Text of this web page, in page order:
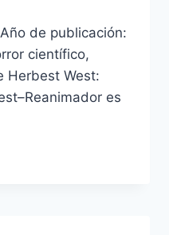
de publicación:
científico,
Herbest West:
es